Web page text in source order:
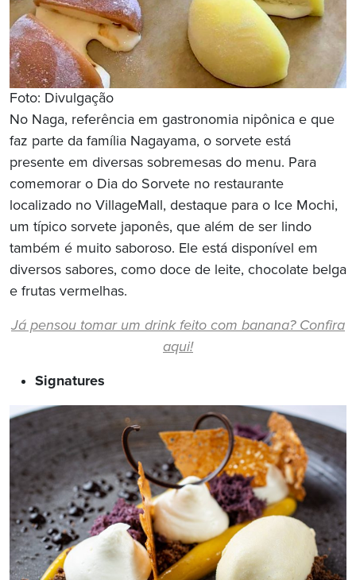
Foto: Divulgação
No Naga, referência em gastronomia nipônica e que
faz parte da família Nagayama, o sorvete está
presente em diversas sobremesas do menu. Para
comemorar o Dia do Sorvete no restaurante
localizado no VillageMall, destaque para o Ice Mochi,
um típico sorvete japonês, que além de ser lindo
também é muito saboroso. Ele está disponível em
diversos sabores, como doce de leite, chocolate belga
e frutas vermelhas.
Já pensou tomar um drink feito com banana? Confira
aqui!
Signatures